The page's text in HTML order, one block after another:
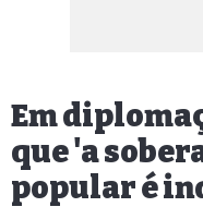
Em
que 'a
popular é